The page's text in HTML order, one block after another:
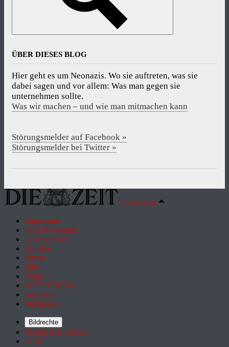
ÜBER DIESES BLOG
Hier geht es um Neonazis. Wo sie auftreten, was sie
dabei sagen und vor allem: Was man gegen sie
unternehmen sollte.
Was wir machen – und wie man mitmachen kann
Störungsmelder auf Facebook »
Störungsmelder bei Twitter »
Nach oben
Impressum
Hilfe & Kontakt
Unternehmen
Karriere
Presse
Jobs
Shop
ZEIT REISEN
Inserieren
Mediadaten
Bildrechte
Rechte & Lizenzen
AGB